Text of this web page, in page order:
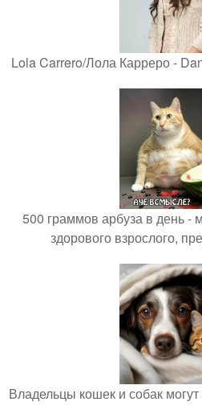
Lola Carrero/Лола Карреро -
500 граммов арбуза в день -
здорового взрослого,
Владельцы кошек и собак